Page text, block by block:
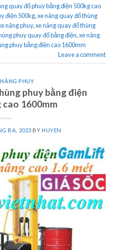
quay đổ phuy bằng điện 500kg cao
điện 500kg,xe nâng quay đổ thùng
nâng phuy,xe nâng quay đổ thùng
phuy quay đổ bằng điện,xe nâng
phuy bằng điện cao 1600mm
Leave a comment
PHUY
phuy bằng điện
cao 1600mm
BA, 2023 BY HUYEN